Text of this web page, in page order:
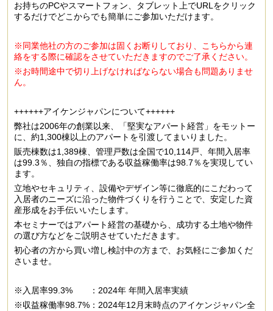
お持ちのPCやスマートフォン、タブレット上でURLをクリック
するだけでどこからでも簡単にご参加いただけます。
※同業他社の方のご参加は固くお断りしており、こちらから連
絡をする際に確認をさせていただきますのでご了承ください。
※お時間途中で切り上げなければならない場合も問題ありませ
ん。
++++++アイケンジャパンについて++++++
弊社は2006年の創業以来、「堅実なアパート経営」をモットー
に、約1,300棟以上のアパートを引渡してまいりました。
販売棟数は1,389棟、管理戸数は全国で10,114戸、年間入居率
は99.3％、独自の指標である収益稼働率は98.7％を実現してい
ます。
立地やセキュリティ、設備やデザイン等に徹底的にこだわって
入居者のニーズに沿った物件づくりを行うことで、安定した資
産形成をお手伝いいたします。
本セミナーではアパート経営の基礎から、成功する土地や物件
の選び方などをご説明させていただきます。
初心者の方から買い増し検討中の方まで、お気軽にご参加くだ
さいませ。
※入居率99.3% ：2024年 年間入居率実績
※収益稼働率98.7%：2024年12月末時点のアイケンジャパン全